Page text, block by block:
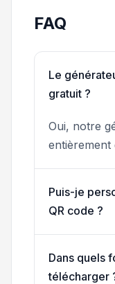
FAQ
Le
gratuit ?
Oui, notre
entièrement
Puis-je
QR code ?
Dans quels
télécharger